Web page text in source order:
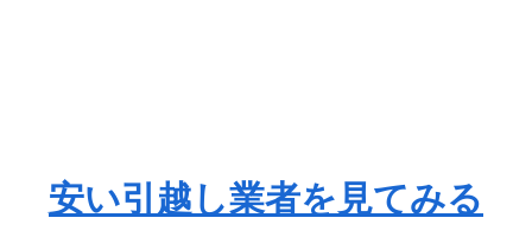
安い引越し業者を見てみる